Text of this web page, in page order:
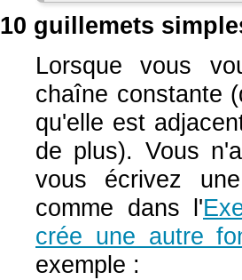
10 guillemets
Lorsque vous
chaîne constante
qu'elle est
de plus). Vous
vous écrivez
comme dans l'
crée une autre
exemple :